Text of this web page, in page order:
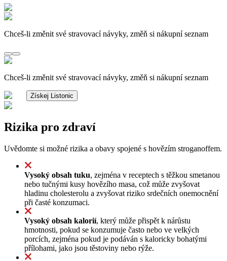
Chceš-li změnit své stravovací návyky, změň si nákupní seznam
Chceš-li změnit své stravovací návyky, změň si nákupní seznam
Získej Listonic
Rizika pro zdraví
Uvědomte si možné rizika a obavy spojené s hovězím stroganoffem.
Vysoký obsah tuku, zejména v receptech s těžkou smetanou
nebo tučnými kusy hovězího masa, což může zvyšovat
hladinu cholesterolu a zvyšovat riziko srdečních onemocnění
při časté konzumaci.
Vysoký obsah kalorií, který může přispět k nárůstu
hmotnosti, pokud se konzumuje často nebo ve velkých
porcích, zejména pokud je podáván s kaloricky bohatými
přílohami, jako jsou těstoviny nebo rýže.